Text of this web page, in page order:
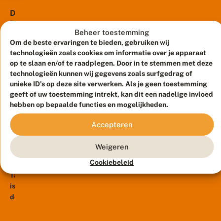
Beheer toestemming
Om de beste ervaringen te bieden, gebruiken wij
technologieën zoals cookies om informatie over je apparaat
op te slaan en/of te raadplegen. Door in te stemmen met deze
technologieën kunnen wij gegevens zoals surfgedrag of
unieke ID's op deze site verwerken. Als je geen toestemming
geeft of uw toestemming intrekt, kan dit een nadelige invloed
hebben op bepaalde functies en mogelijkheden.
Accepteren
Weigeren
Cookiebeleid
r
e
e
b
k
o
p
d
u
n
h
e
s
e
l
3
overgebleven
populaties.
De
laatste...
v
o
v
li
n
d
r
s
i
n
h
e
i
d
n
d
u
We
in
het
meetnet
een
achteruitgang
van
60%
sinds
1992.
Maar
achteruitgang
niet...
D
r
o
g
t
e
h
a
k
t
r
i
n
b
ij
e
v
li
n
Het
vlinderjaar
zit
nog
niet
op,
maar
de
tellingen
geven
al
duidelijk
aan
januari
2019
V
li
n
e
r
n
Taxonomie
is
de